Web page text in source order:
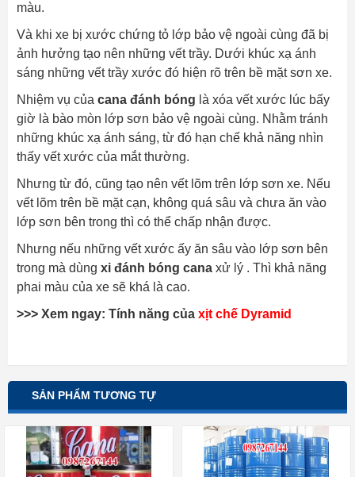
màu.
Và khi xe bị xước chứng tỏ lớp bảo vệ ngoài cùng đã bị
ảnh hưởng tạo nên những vết trầy. Dưới khúc xạ ánh
sáng những vết trầy xước đó hiện rõ trên bề mặt sơn xe.
Nhiệm vụ của cana đánh bóng là xóa vết xước lúc bấy
giờ là bào mòn lớp sơn bảo vệ ngoài cùng. Nhằm tránh
những khúc xạ ánh sáng, từ đó hạn chế khả năng nhìn
thấy vết xước của mắt thường.
Nhưng từ đó, cũng tạo nên vết lõm trên lớp sơn xe. Nếu
vết lõm trên bề mặt cạn, không quá sâu và chưa ăn vào
lớp sơn bên trong thì có thể chấp nhận được.
Nhưng nếu những vết xước ấy ăn sâu vào lớp sơn bên
trong mà dùng xi đánh bóng cana xử lý . Thì khả năng
phai màu của xe sẽ khá là cao.
>>> Xem ngay: Tính năng của xịt chế Dyramid
SẢN PHẨM TƯƠNG TỰ